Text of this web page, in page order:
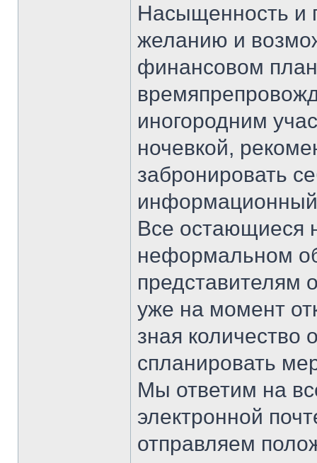
Насыщенность и
желанию и
финансовом
иногородним
ночевкой,
забронировать
информационный
Все остающиеся
неформальном
представителям
уже на момент
зная количество
спланировать
Мы ответим на
электронной
отправляем